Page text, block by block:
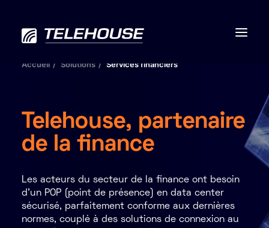
Data centers
Connectivité
Services
RSE
Accueil Solutions Services financiers
Telehouse, partenaire
de la finance
Les acteurs du secteur de la finance ont besoin
d’un POP (point de présence) en data center
sécurisé, parfaitement conforme aux dernières
normes, couplé à des solutions de connexion au